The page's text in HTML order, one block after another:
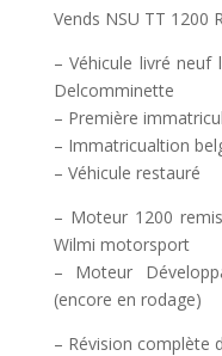
Vends NSU TT 1200
– Véhicule livré
Delcomminette
– Première
– Immatricualtion
– Véhicule restauré
– Moteur 1200
Wilmi motorsport
– Moteur
(encore en rodage)
– Révision complète